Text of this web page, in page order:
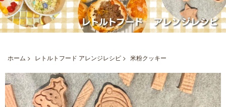
ホーム > レトルトフード アレンジレシピ > 米粉クッキー